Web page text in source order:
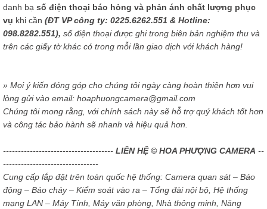
danh bạ số điện thoại báo hỏng và phản ánh chất lượng phục
vụ khi cần (ĐT VP công ty: 0225.6262.551 & Hotline:
098.8282.551), số điện thoại được ghi trong biên bản nghiệm thu và
trên các giấy tờ khác có trong mỗi lần giao dịch với khách hàng!
» Mọi ý kiến đóng góp cho chúng tôi ngày càng hoàn thiện hơn vui
lòng gửi vào email: hoaphuongcamera@gmail.com
Chúng tôi mong rằng, với chính sách này sẽ hỗ trợ quý khách tốt hơn
và công tác bảo hành sẽ nhanh và hiệu quả hơn.
------------------------------------- LIÊN HỆ © HOA PHƯỢNG CAMERA --
--------------------------------
Cung cấp lắp đặt trên toàn quốc hệ thống: Camera quan sát – Báo
động – Báo cháy – Kiểm soát vào ra – Tổng đài nội bộ, Hệ thống
mạng LAN – Máy Tính, Máy văn phòng, Nhà thông minh, Năng